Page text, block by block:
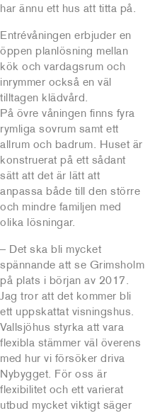
har ännu ett hus att titta på.
Entrévåningen erbjuder en
öppen planlösning mellan
kök och vardagsrum och
inrymmer också en väl
tilltagen klädvård.
På övre våningen finns fyra
rymliga sovrum samt ett
allrum och badrum. Huset är
konstruerat på ett sådant
sätt att det är lätt att
anpassa både till den större
och mindre familjen med
olika lösningar.
– Det ska bli mycket
spännande att se Grimsholm
på plats i början av 2017.
Jag tror att det kommer bli
ett uppskattat visningshus.
Vallsjöhus styrka att vara
flexibla stämmer väl överens
med hur vi försöker driva
Nybygget. För oss är
flexibilitet och ett varierat
utbud mycket viktigt säger